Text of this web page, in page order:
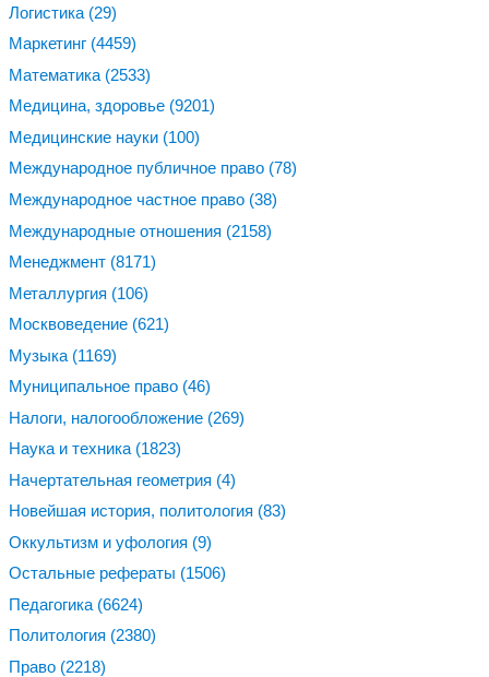
Логистика (29)
Маркетинг (4459)
Математика (2533)
Медицина, здоровье (9201)
Медицинские науки (100)
Международное публичное право (78)
Международное частное право (38)
Международные отношения (2158)
Менеджмент (8171)
Металлургия (106)
Москвоведение (621)
Музыка (1169)
Муниципальное право (46)
Налоги, налогообложение (269)
Наука и техника (1823)
Начертательная геометрия (4)
Новейшая история, политология (83)
Оккультизм и уфология (9)
Остальные рефераты (1506)
Педагогика (6624)
Политология (2380)
Право (2218)